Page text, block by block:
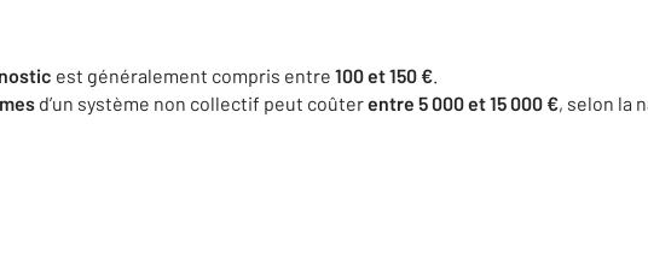
est généralement compris entre 100 et 150 €.
d’un système non collectif peut coûterentre 5 000 et 15 000 €, selon la